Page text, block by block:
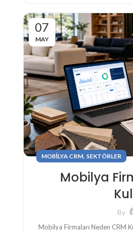
07
MAY
MOBILYA CRM, SEKTÖRLER
Mobilya
By
Mobilya Firmaları Neden CRM